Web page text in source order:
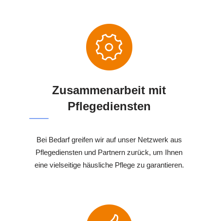
Zusammenarbeit mit
Pflegediensten
Bei Bedarf greifen wir auf unser Netzwerk aus
Pflegediensten und Partnern zurück, um Ihnen
eine vielseitige häusliche Pflege zu garantieren.